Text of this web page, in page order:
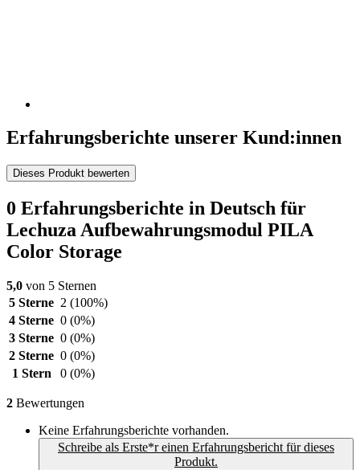
Erfahrungsberichte unserer Kund:innen
Dieses Produkt bewerten
0 Erfahrungsberichte in Deutsch für
Lechuza Aufbewahrungsmodul PILA
Color Storage
5,0 von 5 Sternen
5 Sterne 2 (100%)
4 Sterne 0 (0%)
3 Sterne 0 (0%)
2 Sterne 0 (0%)
1 Stern
0 (0%)
2 Bewertungen
Keine Erfahrungsberichte vorhanden.
Schreibe als Erste*r einen Erfahrungsbericht für dieses
Produkt.